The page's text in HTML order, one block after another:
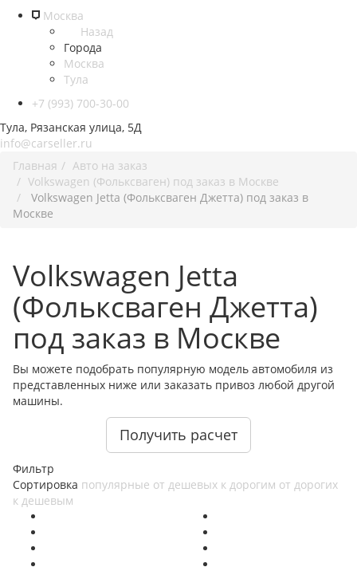
Москва
Назад
Города
Москва
Тула
+7 (993) 700-30-00
Тула, Рязанская улица, 5Д
info@carseller.ru
Главная
Авто на заказ
Volkswagen (Фольксваген) под заказ в Москве
Volkswagen Jetta (Фольксваген Джетта) под заказ в
Москве
Volkswagen Jetta
(Фольксваген Джетта)
под заказ в Москве
Вы можете подобрать популярную модель автомобиля из
представленных ниже или заказать привоз любой другой
машины.
Получить расчет
Фильтр
Сортировка популярные от дешевых к дорогим от дорогих
к дешевым